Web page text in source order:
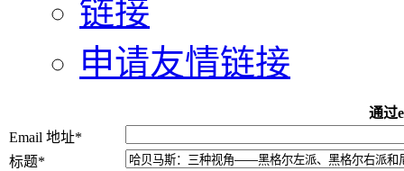
链接
申请友情链接
通过
Email 地址*
标题*